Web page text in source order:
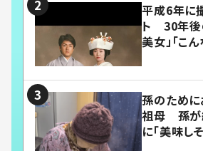
平成6年に
ト 30年後
美女」「こ
孫のため
祖母 孫が
に「美味し